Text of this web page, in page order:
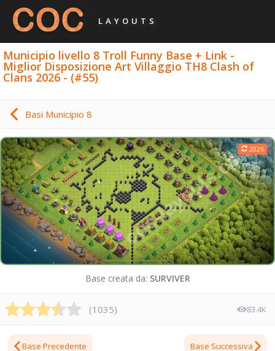
LAYOUTS
Municipio livello 8 Troll Funny Base + Link -
Miglior Disposizione Art Villaggio TH8 Clash of
Clans 2026 - (#55)
Basi Municipio 8
2026
Base creata da: SURVIVER
(1035) 83.4K
Base Precedente Base Successiva